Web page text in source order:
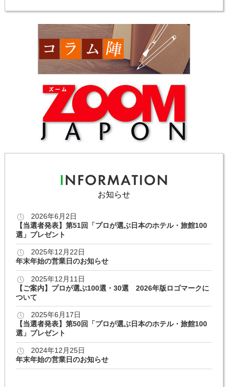
お知らせ
2026年6月2日
【当選者発表】第51回「プロが選ぶ日本のホテル・旅館100
選」プレゼント
2025年12月22日
年末年始の営業日のお知らせ
2025年12月11日
【ご案内】プロが選ぶ100選・30選 2026年版ロゴマークに
ついて
2025年6月17日
【当選者発表】第50回「プロが選ぶ日本のホテル・旅館100
選」プレゼント
2024年12月25日
年末年始の営業日のお知らせ